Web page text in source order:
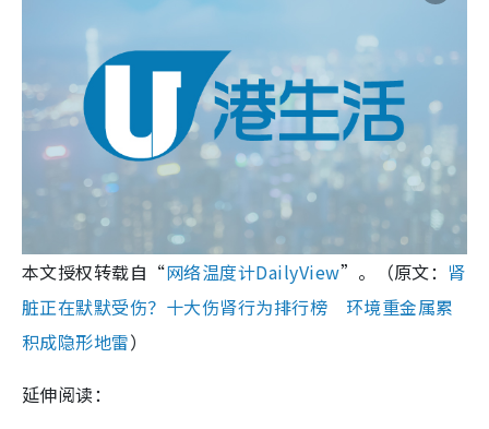
本文授权转载自“网络温度计DailyView”。（原文： 肾
脏正在默默受伤？十大伤肾行为排行榜 环境重金属累
积成隐形地雷）
延伸阅读：